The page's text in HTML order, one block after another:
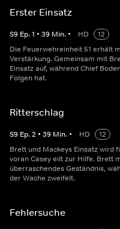
Erster Einsatz
S9 Ep.1 • 39 Min. • HD
12
Die Feuerwehreinheit 51 erhält
Verstärkung. Gemeinsam mit
Einsatz auf, während Chief
Folgen hat.
Ritterschlag
S9 Ep.2 • 39 Min. • HD
12
Brett und Mackeys Einsatz wird
voran Casey eilt zur Hilfe. Brett
überraschendes Geständnis,
der Wache zweifelt.
Fehlersuche